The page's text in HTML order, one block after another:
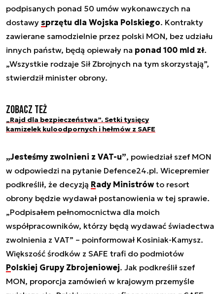
podpisanych ponad 50 umów wykonawczych na
dostawy sprzętu dla Wojska Polskiego. Kontrakty
zawierane samodzielnie przez polski MON, bez udziału
innych państw, będą opiewały na ponad 100 mld zł.
„Wszystkie rodzaje Sił Zbrojnych na tym skorzystają”,
stwierdził minister obrony.
Zobacz też
„Rajd dla bezpieczeństwa”. Setki tysięcy
kamizelek kuloodpornych i hełmów z SAFE
„Jesteśmy zwolnieni z VAT-u”, powiedział szef MON
w odpowiedzi na pytanie Defence24.pl. Wicepremier
podkreślił, że decyzją Rady Ministrów to resort
obrony będzie wydawał postanowienia w tej sprawie.
„Podpisałem pełnomocnictwa dla moich
współpracowników, którzy będą wydawać świadectwa
zwolnienia z VAT” – poinformował Kosiniak-Kamysz.
Większość środków z SAFE trafi do podmiotów
Polskiej Grupy Zbrojeniowej. Jak podkreślił szef
MON, proporcja zamówień w krajowym przemyśle